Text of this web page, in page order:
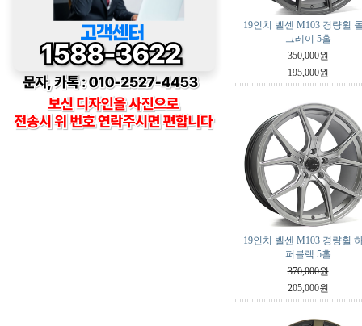
19인치 벨센 M103 경량휠
그레이 5홀
350,000원
195,000원
19인치 벨센 M103 경량휠
퍼블랙 5홀
370,000원
205,000원